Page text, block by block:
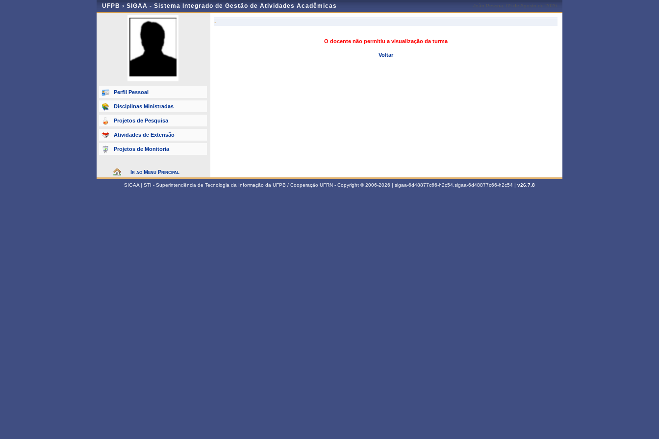
UFPB › SIGAA - Sistema Integrado de Gestão de Atividades Acadêmicas João Pessoa, 05 de Agosto de 2026
Perfil Pessoal
Disciplinas Ministradas
Projetos de Pesquisa
Atividades de Extensão
Projetos de Monitoria
Ir ao Menu Principal
-
O docente não permitiu a visualização da turma
Voltar
SIGAA | STI - Superintendência de Tecnologia da Informação da UFPB / Cooperação UFRN - Copyright © 2006-2026 | sigaa-6d48877c66-h2c54.sigaa-6d48877c66-h2c54 | v26.7.8